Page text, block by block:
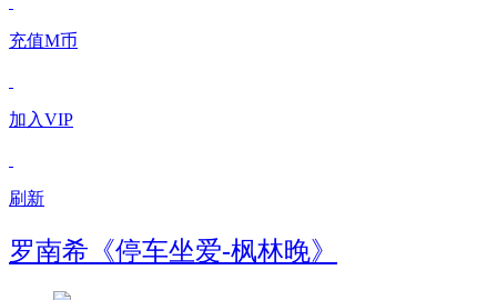
充值M币
加入VIP
刷新
罗南希《停车坐爱-枫林晚》